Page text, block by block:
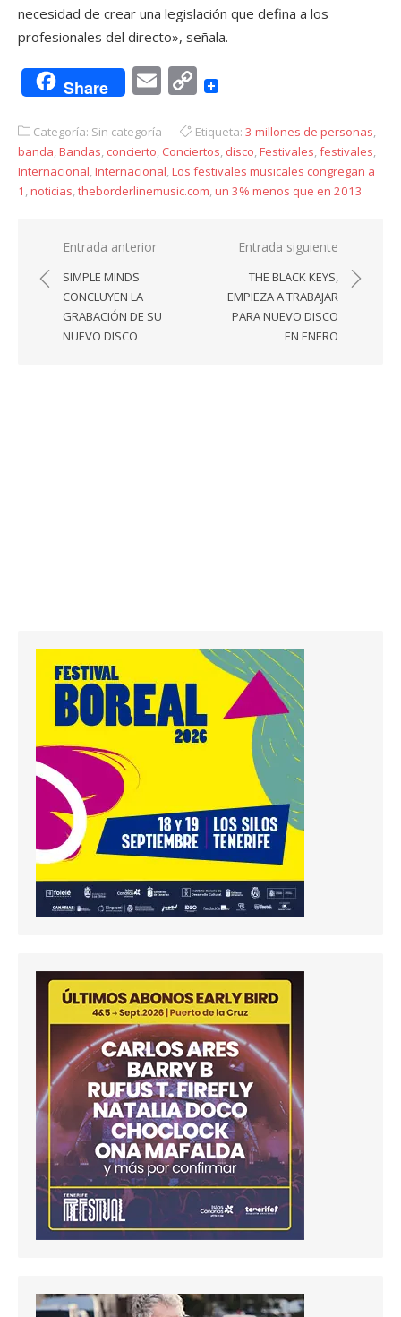
necesidad de crear una legislación que defina a los
profesionales del directo», señala.
Share EmailCopy
Categoría: Sin categoría Etiqueta: 3 millones de personas,
banda,Bandas, concierto, Conciertos, disco,Festivales,festivales,
Internacional,Internacional,Los festivales musicales congregan a
1 ,noticias,theborderlinemusic.com,un 3% menos que en 2013
Navegación
de
entradas
Entrada anterior
SIMPLE MINDS
CONCLUYEN LA
GRABACIÓN DE SU
NUEVO DISCO
Entrada siguiente
THE BLACK KEYS,
EMPIEZA A TRABAJAR
PARA NUEVO DISCO
EN ENERO